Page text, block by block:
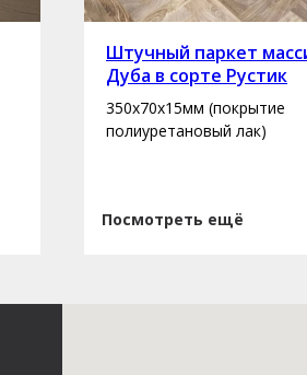
Штучный паркет
Дуба в сорте Рустик
350х70х15мм (покрытие
полиуретановый лак)
Посмотреть ещё